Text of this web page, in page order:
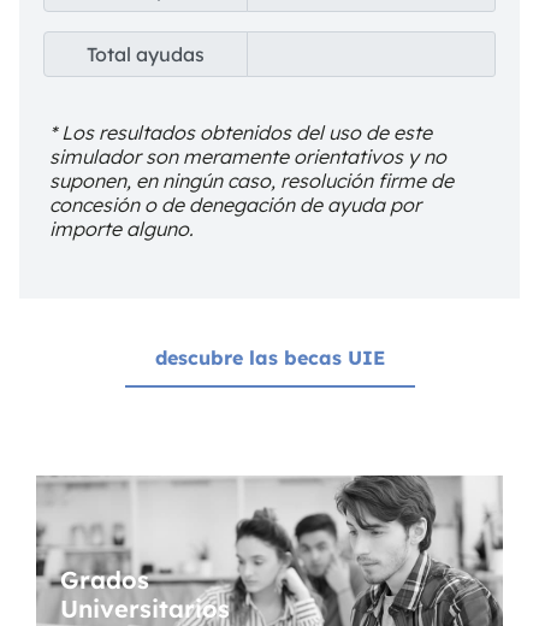
Total ayudas
* Los resultados obtenidos del uso de este
simulador son meramente orientativos y no
suponen, en ningún caso, resolución firme de
concesión o de denegación de ayuda por
importe alguno.
descubre las becas UIE
Grados
Universitarios